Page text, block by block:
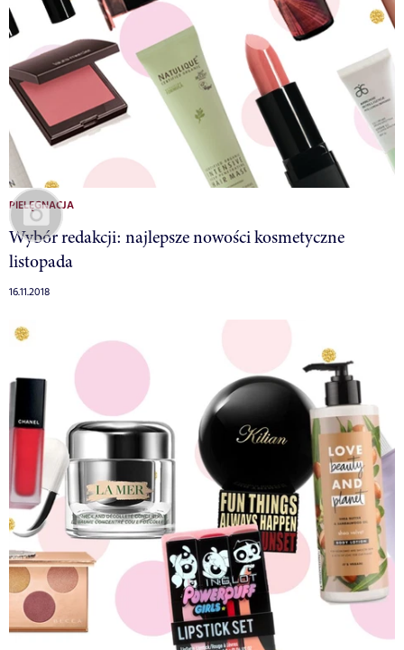
PIELĘGNACJA
Wybór redakcji: najlepsze nowości kosmetyczne
listopada
16.11.2018